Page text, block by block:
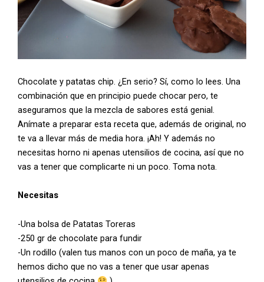
Chocolate y patatas chip. ¿En serio? Sí, como lo lees. Una
combinación que en principio puede chocar pero, te
aseguramos que la mezcla de sabores está genial.
Anímate a preparar esta receta que, además de original, no
te va a llevar más de media hora. ¡Ah! Y además no
necesitas horno ni apenas utensilios de cocina, así que no
vas a tener que complicarte ni un poco. Toma nota.
Necesitas
-Una bolsa de Patatas Toreras
-250 gr de chocolate para fundir
-Un rodillo (valen tus manos con un poco de maña, ya te
hemos dicho que no vas a tener que usar apenas